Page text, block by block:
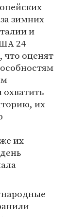
зимних
и
24
оценят
их
их